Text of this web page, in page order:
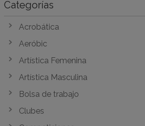
Categorías
Acrobática
Aeróbic
Artística Femenina
Artística Masculina
Bolsa de trabajo
Clubes